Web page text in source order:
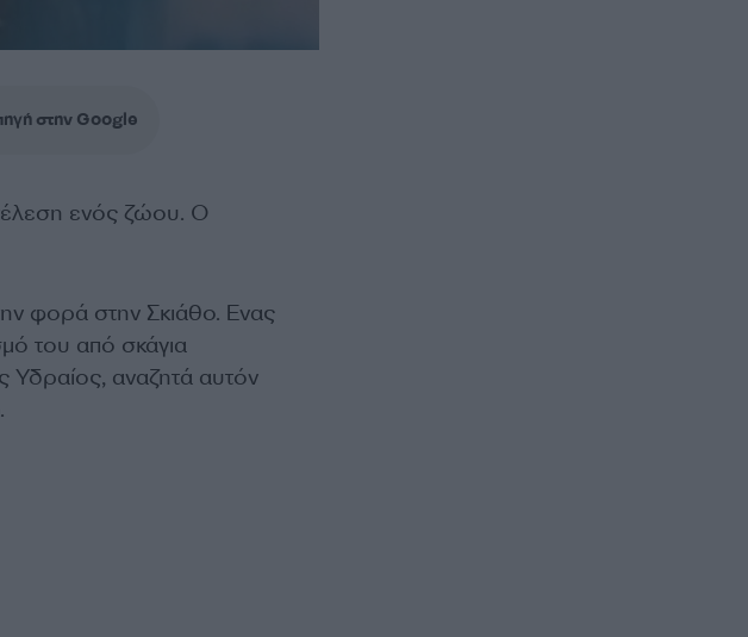
στην Google
ενός ζώου. Ο
φορά στην Σκιάθο. Ενας
του από σκάγια
Υδραίος, αναζητά αυτόν